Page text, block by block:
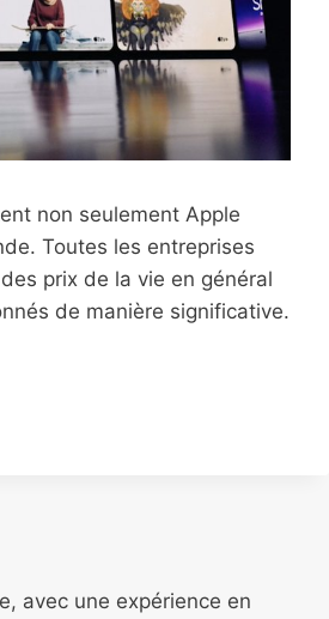
non seulement Apple
Toutes les entreprises
prix de la vie en général
de manière significative.
avec une expérience en